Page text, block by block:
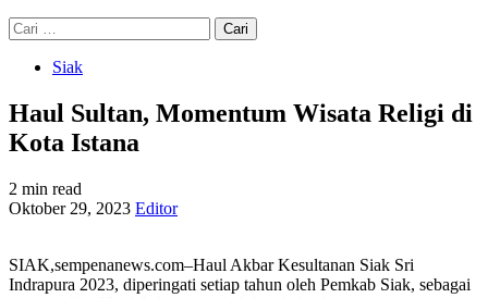
Cari
untuk:
Siak
Haul Sultan, Momentum Wisata Religi di
Kota Istana
2 min read
Oktober 29, 2023 Editor
SIAK,sempenanews.com–Haul Akbar Kesultanan Siak Sri
Indrapura 2023, diperingati setiap tahun oleh Pemkab Siak, sebagai